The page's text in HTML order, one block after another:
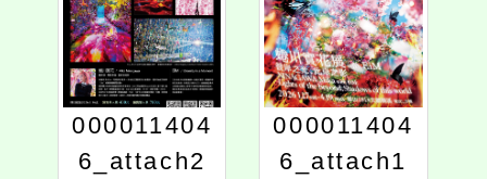
000011404
6_attach2
000011404
6_attach1